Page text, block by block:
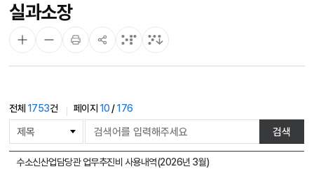
실과소장
전체 1753건 페이지 10/176
물
검색
수소신산업담당관 업무추진비 사용내역(2026년 3월)